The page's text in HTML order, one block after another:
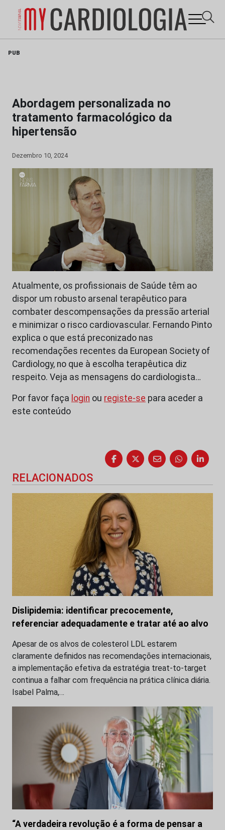
PUB
Abordagem personalizada no
tratamento farmacológico da
hipertensão
Dezembro 10, 2024
Atualmente, os profissionais de Saúde têm ao
dispor um robusto arsenal terapêutico para
combater descompensações da pressão arterial
e minimizar o risco cardiovascular. Fernando Pinto
explica o que está preconizado nas
recomendações recentes da European Society of
Cardiology, no que à escolha terapêutica diz
respeito. Veja as mensagens do cardiologista…
Por favor faça login ou registe-se para aceder a
este conteúdo
RELACIONADOS
Dislipidemia: identificar precocemente,
referenciar adequadamente e tratar até ao alvo
Apesar de os alvos de colesterol LDL estarem
claramente definidos nas recomendações internacionais,
a implementação efetiva da estratégia treat-to-target
continua a falhar com frequência na prática clínica diária.
Isabel Palma,…
“A verdadeira revolução é a forma de pensar a